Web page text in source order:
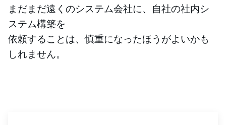
まだまだ遠くのシステム会社に、自社の社内シ
ステム構築を
依頼することは、慎重になったほうがよいかも
しれません。